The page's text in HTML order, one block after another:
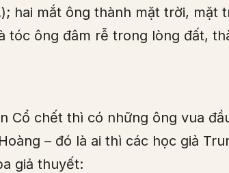
hai mắt ông thành mặt trời, mặt
tóc ông đâm rễ trong lòng đất,
Cổ chết thì có những ông vua
– đó là ai thì các học giả
giả thuyết: